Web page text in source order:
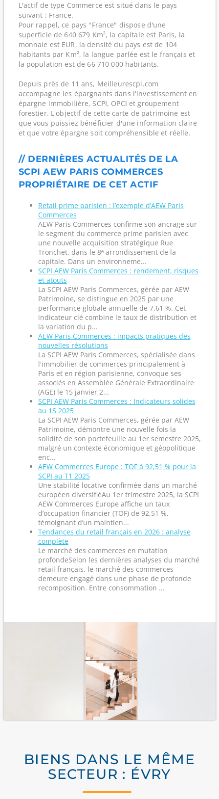
L'actif de type Commerce est situé dans le pays
suivant : France.
Pour rappel, ce pays "France" dispose d'une
superficie de 640 679 Km², la capitale est Paris, la
monnaie est EUR, la densité du pays est de 104
habitants par Km², la langue parlée est le français et
la population est de 66 710 000 habitants.
Depuis près de 11 ans, Meilleurescpi.com
accompagne les épargnants dans l'investissement en
épargne immobilière, SCPI, OPCI et groupement
forestier. L'objectif de cette carte de patrimoine est
que vous puissiez bénéficier d'une information claire
et que votre épargne soit compréhensible et réelle.
// DERNIÈRES ACTUALITÉS DE LA
SCPI AEW PARIS COMMERCES
PROPRIÉTAIRE DE CET ACTIF
Retail prime parisien : l’exemple d’AEW Paris
Commerces
AEW Paris Commerces confirme son ancrage sur
le segment du commerce prime parisien avec
une nouvelle acquisition stratégique Rue
Tronchet, dans le 8ᵉ arrondissement de la
capitale. Dans un environneme...
SCPI AEW Paris Commerces : rendement, risques
et atouts
La SCPI AEW Paris Commerces, gérée par AEW
Patrimoine, se distingue en 2025 par une
performance globale annuelle de 7,61 %. Cet
indicateur clé combine le taux de distribution et
la variation du p...
AEW Paris Commerces : impacts pratiques des
nouvelles résolutions
La SCPI AEW Paris Commerces, spécialisée dans
l'immobilier de commerces principalement à
Paris et en région parisienne, convoque ses
associés en Assemblée Générale Extraordinaire
(AGE) le 15 janvier 2...
SCPI AEW Paris Commerces : Indicateurs solides
au 1S 2025
La SCPI AEW Paris Commerces, gérée par AEW
Patrimoine, démontre une nouvelle fois la
solidité de son portefeuille au 1er semestre 2025,
malgré un contexte économique et géopolitique
enc...
AEW Commerces Europe : TOF à 92,51 % pour la
SCPI au T1 2025
Une stabilité locative confirmée dans un marché
européen diversifiéAu 1er trimestre 2025, la SCPI
AEW Commerces Europe affiche un taux
d’occupation financier (TOF) de 92,51 %,
témoignant d’un maintien...
Tendances du retail français en 2026 : analyse
complète
Le marché des commerces en mutation
profondeSelon les dernières analyses du marché
retail français, le marché des commerces
demeure engagé dans une phase de profonde
recomposition. Entre consommation ...
BIENS DANS LE MÊME
SECTEUR : ÉVRY